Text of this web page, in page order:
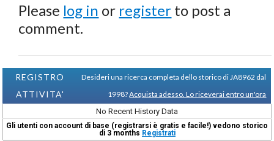
Please log in or register to post a
comment.
REGISTRO
ATTIVITA'
Desideri una ricerca completa dello storico di JA8962 dal
1998?Acquista adesso. Lo riceverai entro un'ora
No Recent History Data
Gli utenti con account di base (registrarsi è gratis e facile!) vedono storico
di 3 months Registrati